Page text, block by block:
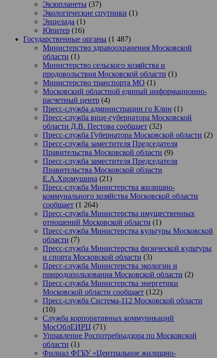
Экзопланеты (37)
Экологические спутники (1)
Энцелада (1)
Юпитер (16)
Государственные органы (1 487)
Министерство здравоохранения Московской
области (1)
Министерство сельского хозяйства и
продовольствия Московской области (1)
Министерство транспорта МО (1)
Московский областной единый информационно-
расчетный центр (4)
Пресс-служба администрации го Клин (1)
Пресс-служба вице-губернатора Московской
области Д.В. Пестова сообщает (32)
Пресс-служба Губернатора Московской области (2)
Пресс-служба заместителя Председателя
Правительства Московской области (9)
Пресс-служба заместителя Председателя
Правительства Московской области
Е.А.Хромушина (21)
Пресс-служба Министерства жилищно-
коммунального хозяйства Московской области
сообщает (1 264)
Пресс-служба Министерства имущественных
отношений Московской области (1)
Пресс-служба Министерства культуры Московской
области (7)
Пресс-служба Министерства физической культуры
и спорта Московской области (3)
Пресс-служба Министерства экологии и
природопользования Московской области (2)
Пресс-служба Министерства энергетики
Московской области сообщает (122)
Пресс-служба Система-112 Московской области
(10)
Служба корпоративных коммуникаций
МосОблЕИРЦ (71)
Управление Роспотребнадзора по Московской
области (1)
Филиал ФГБУ «Центральное жилищно-